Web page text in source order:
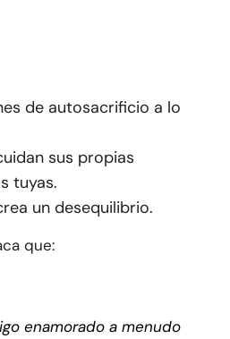
de autosacrificio a lo
sus propias
tuyas.
un desequilibrio.
que:
enamorado a menudo